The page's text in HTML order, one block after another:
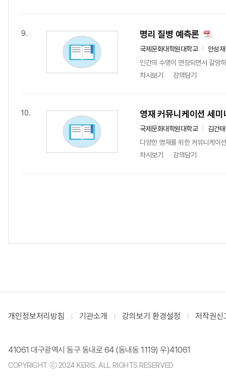
9. 명리 질병 예측론
국제문화대학원대학교
안성재
인간의 수명이 연장되면서 갈망
차시보기
강의담기
10. 영재 커뮤니케이션 세미
국제문화대학원대학교
김건태
다양한 영재를 위한 커뮤니케이
차시보기
강의담기
개인정보처리방침 기관소개 강의보기 환경설정 저작권신
41061 대구광역시 동구 동내로 64 (동내동 1119) 우)41061
COPYRIGHT ⓒ 2024 KERIS. ALL RIGHTS RESERVED